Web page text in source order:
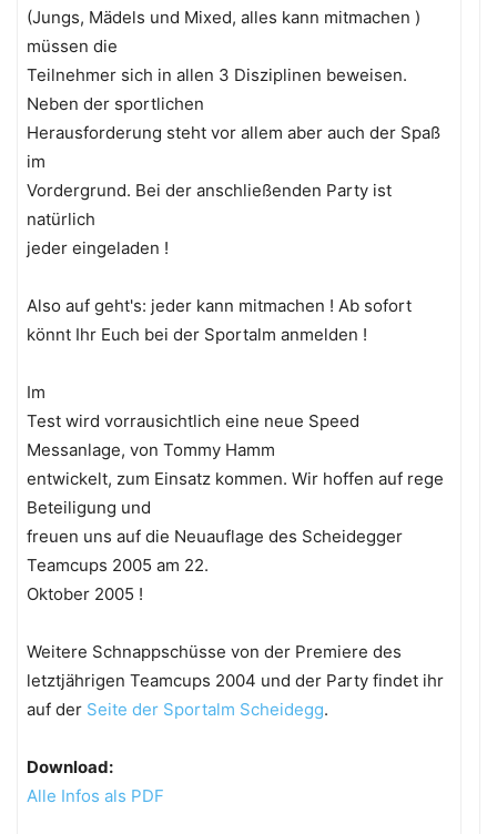
(Jungs, Mädels und Mixed, alles kann mitmachen )
müssen die
Teilnehmer sich in allen 3 Disziplinen beweisen.
Neben der sportlichen
Herausforderung steht vor allem aber auch der Spaß
im
Vordergrund. Bei der anschließenden Party ist
natürlich
jeder eingeladen !
Also auf geht's: jeder kann mitmachen ! Ab sofort
könnt Ihr Euch bei der Sportalm anmelden !
Im
Test wird vorrausichtlich eine neue Speed
Messanlage, von Tommy Hamm
entwickelt, zum Einsatz kommen. Wir hoffen auf rege
Beteiligung und
freuen uns auf die Neuauflage des Scheidegger
Teamcups 2005 am 22.
Oktober 2005 !
Weitere Schnappschüsse von der Premiere des
letztjährigen Teamcups 2004 und der Party findet ihr
auf der Seite der Sportalm Scheidegg.
Download:
Alle Infos als PDF